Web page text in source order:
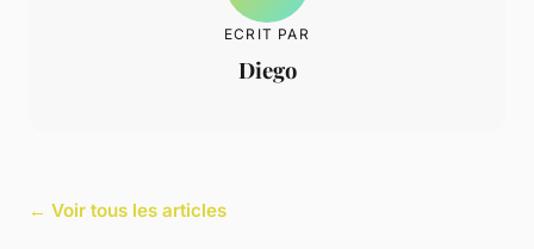
ECRIT PAR
Diego
← Voir tous les articles